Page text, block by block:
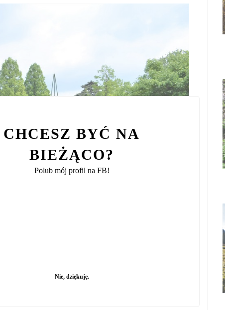
się tutaj trzech szklarni: Victoria,
CHCESZ BYĆ NA
BIEŻĄCO?
Polub mój profil na FB!